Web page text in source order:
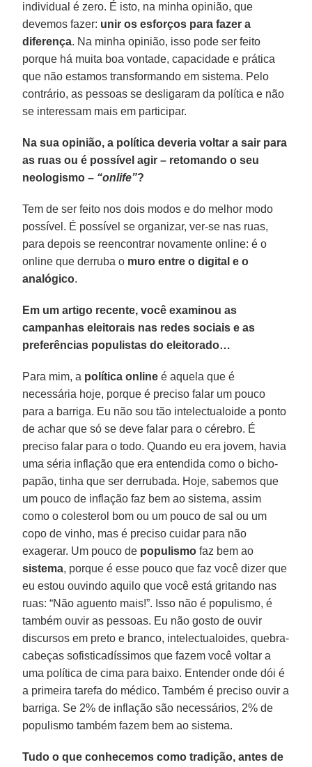
individual é zero. É isto, na minha opinião, que
devemos fazer: unir os esforços para fazer a
diferença. Na minha opinião, isso pode ser feito
porque há muita boa vontade, capacidade e prática
que não estamos transformando em sistema. Pelo
contrário, as pessoas se desligaram da política e não
se interessam mais em participar.
Na sua opinião, a política deveria voltar a sair para
as ruas ou é possível agir – retomando o seu
neologismo – “onlife”?
Tem de ser feito nos dois modos e do melhor modo
possível. É possível se organizar, ver-se nas ruas,
para depois se reencontrar novamente online: é o
online que derruba o muro entre o digital e o
analógico.
Em um artigo recente, você examinou as
campanhas eleitorais nas redes sociais e as
preferências populistas do eleitorado…
Para mim, a política online é aquela que é
necessária hoje, porque é preciso falar um pouco
para a barriga. Eu não sou tão intelectualoide a ponto
de achar que só se deve falar para o cérebro. É
preciso falar para o todo. Quando eu era jovem, havia
uma séria inflação que era entendida como o bicho-
papão, tinha que ser derrubada. Hoje, sabemos que
um pouco de inflação faz bem ao sistema, assim
como o colesterol bom ou um pouco de sal ou um
copo de vinho, mas é preciso cuidar para não
exagerar. Um pouco de populismo faz bem ao
sistema, porque é esse pouco que faz você dizer que
eu estou ouvindo aquilo que você está gritando nas
ruas: “Não aguento mais!”. Isso não é populismo, é
também ouvir as pessoas. Eu não gosto de ouvir
discursos em preto e branco, intelectualoides, quebra-
cabeças sofisticadíssimos que fazem você voltar a
uma política de cima para baixo. Entender onde dói é
a primeira tarefa do médico. Também é preciso ouvir a
barriga. Se 2% de inflação são necessários, 2% de
populismo também fazem bem ao sistema.
Tudo o que conhecemos como tradição, antes de